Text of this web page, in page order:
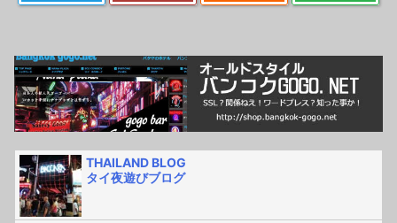
THAILAND BLOG
タイ夜遊びブログ